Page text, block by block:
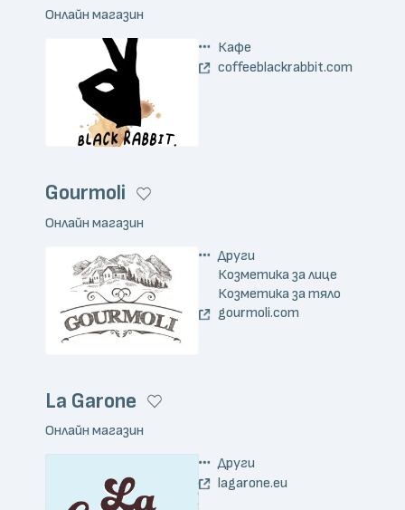
Онлайн магазин
Кафе
coffeeblackrabbit.com
Gourmoli
Онлайн магазин
Други
Козметика за лице
Козметика за тяло
gourmoli.com
La Garone
Онлайн магазин
Други
lagarone.eu